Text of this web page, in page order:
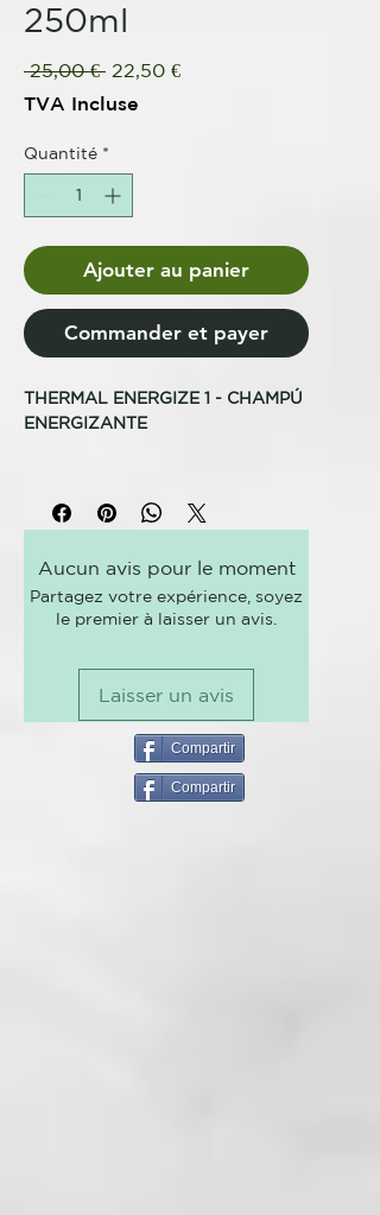
250ml
25,00 € Prix
22,50 €Prix
TVA Incluse
Quantité *
Ajouter au panier
Commander et payer
THERMAL ENERGIZE 1 - CHAMPÚ
ENERGIZANTE
CON TENDENCIA A LA CAÍDA
para el lavado y el bienestar del
cabello débil con tendencia a la
caída. Vigoriza el cabello,
fuerte. Fórmula profesional.
ANOMALÍA: desaceleración
metabólica y circulatoria,
tensiones musculares,
rigidez cutánea, dolor al cuero
Aucun avis pour le moment
Partagez votre expérience, soyez
le premier à laisser un avis.
Laisser un avis
Compartir
Compartir